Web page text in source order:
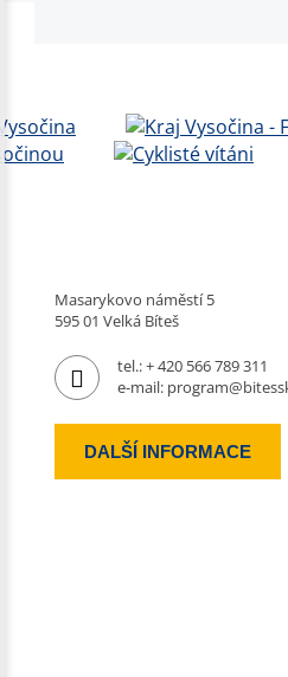
Masarykovo náměstí 5
595 01 Velká Bíteš
tel.:+ 420 566 789 311
e-mail:
DALŠÍ INFORMACE